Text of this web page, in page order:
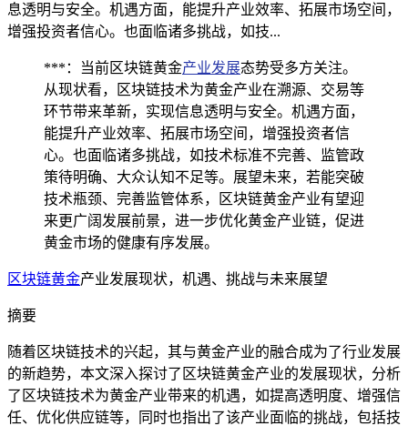
息透明与安全。机遇方面，能提升产业效率、拓展市场空间，
增强投资者信心。也面临诸多挑战，如技...
***：当前区块链黄金产业发展态势受多方关注。
从现状看，区块链技术为黄金产业在溯源、交易等
环节带来革新，实现信息透明与安全。机遇方面，
能提升产业效率、拓展市场空间，增强投资者信
心。也面临诸多挑战，如技术标准不完善、监管政
策待明确、大众认知不足等。展望未来，若能突破
技术瓶颈、完善监管体系，区块链黄金产业有望迎
来更广阔发展前景，进一步优化黄金产业链，促进
黄金市场的健康有序发展。
区块链黄金产业发展现状，机遇、挑战与未来展望
摘要
随着区块链技术的兴起，其与黄金产业的融合成为了行业发展
的新趋势，本文深入探讨了区块链黄金产业的发展现状，分析
了区块链技术为黄金产业带来的机遇，如提高透明度、增强信
任、优化供应链等，同时也指出了该产业面临的挑战，包括技